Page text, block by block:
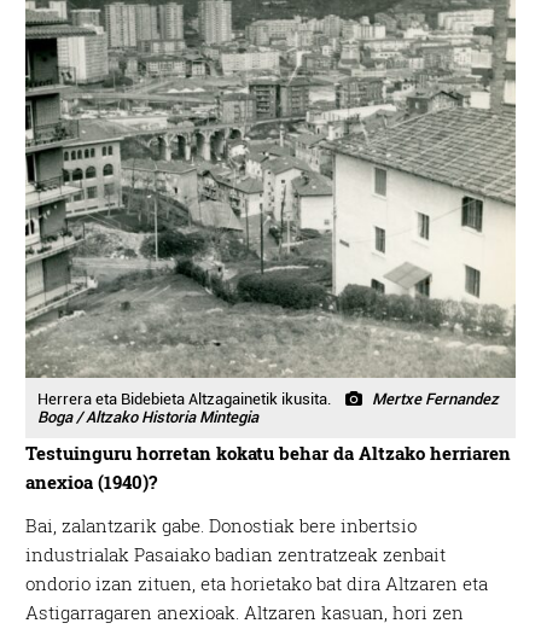
Herrera eta Bidebieta Altzagainetik ikusita.
Mertxe Fernandez
Boga / Altzako Historia Mintegia
Testuinguru horretan kokatu behar da Altzako herriaren
anexioa (1940)?
Bai, zalantzarik gabe. Donostiak bere inbertsio
industrialak Pasaiako badian zentratzeak zenbait
ondorio izan zituen, eta horietako bat dira Altzaren eta
Astigarragaren anexioak. Altzaren kasuan, hori zen